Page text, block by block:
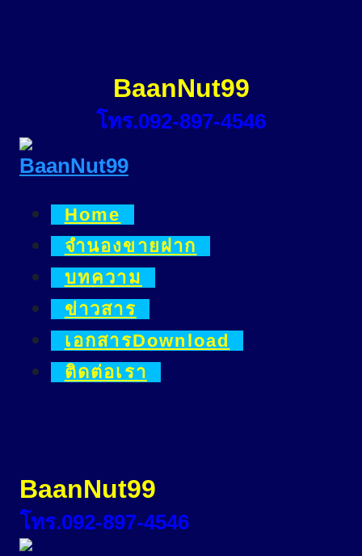
BaanNut99
โทร.092-897-4546
Home
จำนองขายฝาก
บทความ
ข่าวสาร
เอกสารDownload
ติดต่อเรา
BaanNut99
โทร.092-897-4546